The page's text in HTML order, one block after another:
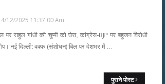
4/12/2025 11:37:00 Am
पर राहुल गांधी की चुप्पी को घेरा, कांग्रेस-BJP पर बहुजन विरोधी
नई दिल्ली: वक्फ (संशोधन) बिल पर देशभर में …
पुराने पोस्ट